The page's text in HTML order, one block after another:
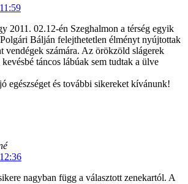
2011. 02.12-én Szeghalmon a térség egyik
Bálján felejthetetlen élményt nyújtottak
vendégek számára. Az örökzöld slágerek
kevésbé táncos lábúak sem tudtak a ülve
egészséget és további sikereket kívánunk!
nagyban függ a választott zenekartól. A